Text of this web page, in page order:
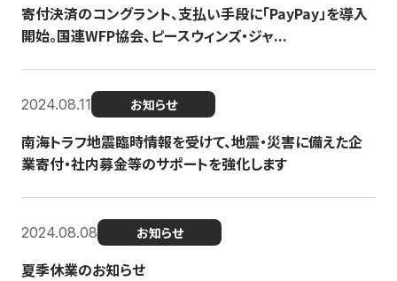
寄付決済のコングラント、支払い手段に「PayPay」を導入
開始。国連WFP協会、ピースウィンズ・ジャ...
2024.08.11 お知らせ
南海トラフ地震臨時情報を受けて、地震・災害に備えた企
業寄付・社内募金等のサポートを強化します
2024.08.08 お知らせ
夏季休業のお知らせ